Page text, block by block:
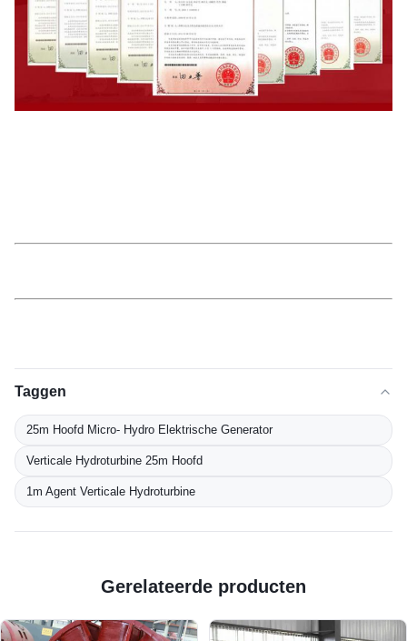
Taggen
25m Hoofd Micro- Hydro Elektrische Generator
Verticale Hydroturbine 25m Hoofd
1m Agent Verticale Hydroturbine
Gerelateerde producten